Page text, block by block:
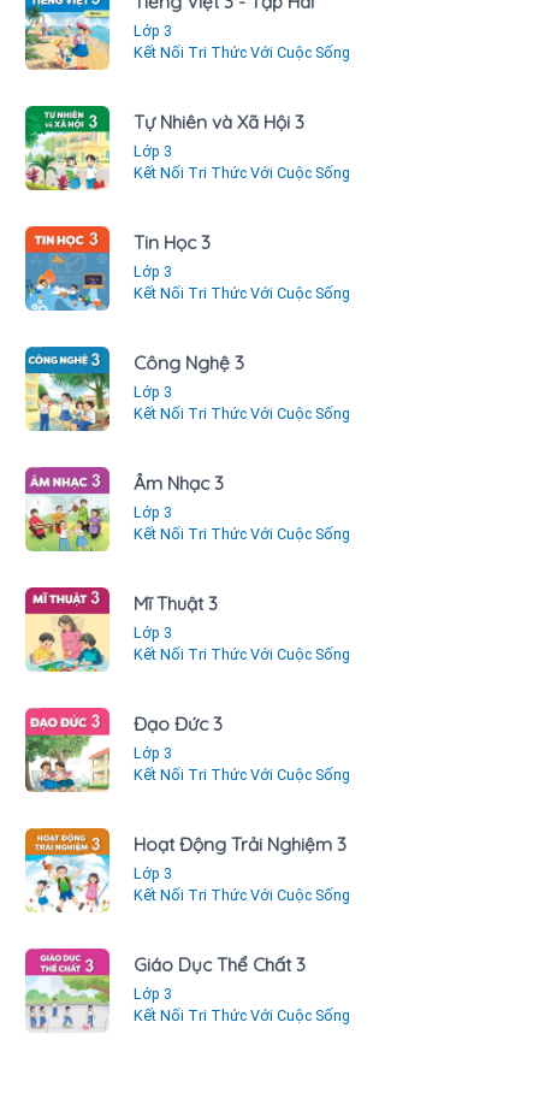
Lớp 3
Kết Nối Tri Thức Với Cuộc Sống
Tự Nhiên và Xã Hội 3
Lớp 3
Kết Nối Tri Thức Với Cuộc Sống
Tin Học 3
Lớp 3
Kết Nối Tri Thức Với Cuộc Sống
Công Nghệ 3
Lớp 3
Kết Nối Tri Thức Với Cuộc Sống
Âm Nhạc 3
Lớp 3
Kết Nối Tri Thức Với Cuộc Sống
Mĩ Thuật 3
Lớp 3
Kết Nối Tri Thức Với Cuộc Sống
Đạo Đức 3
Lớp 3
Kết Nối Tri Thức Với Cuộc Sống
Hoạt Động Trải Nghiệm 3
Lớp 3
Kết Nối Tri Thức Với Cuộc Sống
Giáo Dục Thể Chất 3
Lớp 3
Kết Nối Tri Thức Với Cuộc Sống